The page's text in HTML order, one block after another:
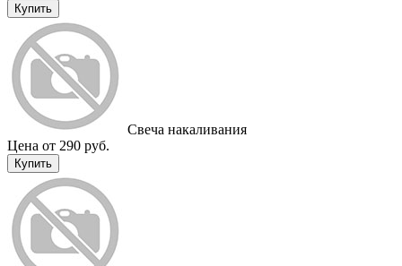
Купить
Cвеча накаливания
Цена от 290 руб.
Купить